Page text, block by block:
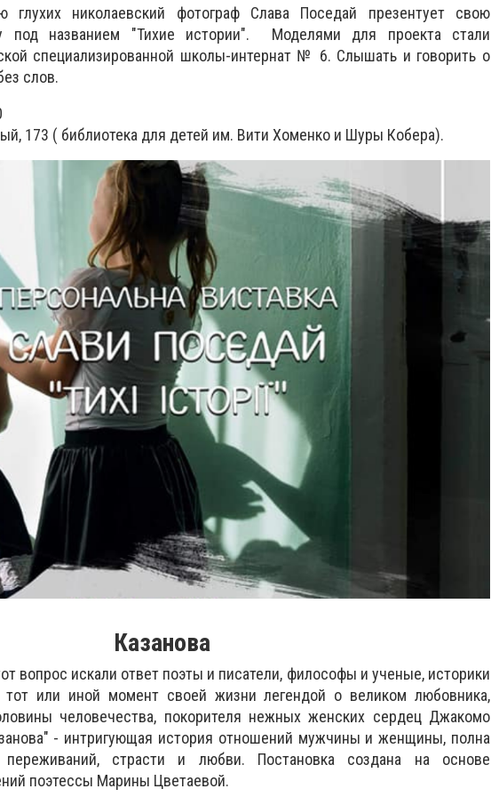
николаевский фотограф Слава Поседай презентует свою
под названием "Тихие истории". Моделями для проекта стали
специализированной школы-интернат № 6. Слышать и говорить о
слов.
173 ( библиотека для детей им. Вити Хоменко и Шуры Кобера).
Казанова
вопрос искали ответ поэты и писатели, философы и ученые, историки
или иной момент своей жизни легендой о великом любовника,
человечества, покорителя нежных женских сердец Джакомо
- интригующая история отношений мужчины и женщины, полна
переживаний, страсти и любви. Постановка создана на основе
поэтессы Марины Цветаевой.